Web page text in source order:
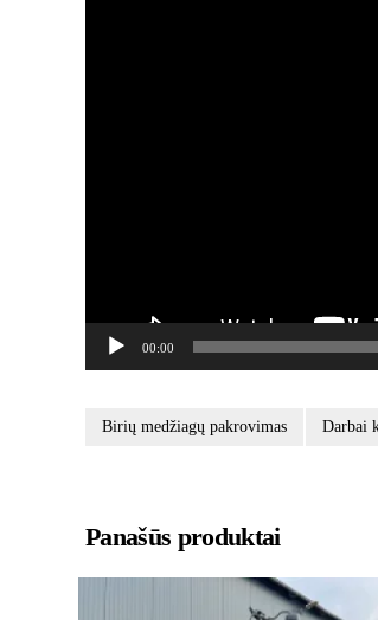
00:00
Birių medžiagų pakrovimas Darbai
Panašūs produktai